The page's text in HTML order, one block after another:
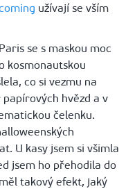
užívají se vším
se s maskou moc
kosmonautskou
co si vezmu na
hvězd a v
čelenku.
U kasy jsem si všimla
jsem ho přehodila do
takový efekt, jaký